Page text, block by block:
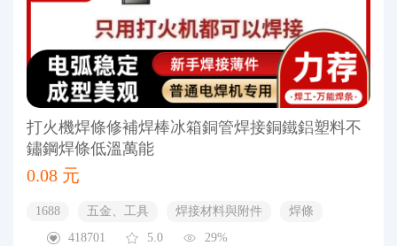
打火機焊條修補焊棒冰箱銅管焊接銅鐵鋁塑料不
鏽鋼焊條低溫萬能
0.08 元
1688 五金、工具 焊接材料與附件
焊條
418701
5.0 29%